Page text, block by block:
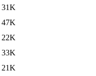
31K
47K
22K
33K
21K